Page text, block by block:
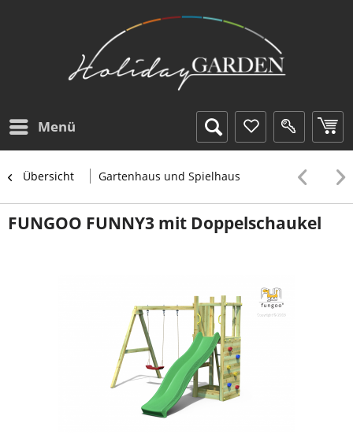
Menü
Übersicht Gartenhaus und Spielhaus
FUNGOO FUNNY3 mit Doppelschaukel